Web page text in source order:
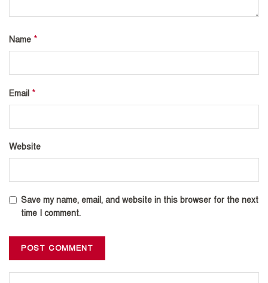
Name *
Email *
Website
Save my name, email, and website in this browser for the next
time I comment.